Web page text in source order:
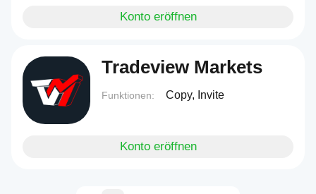
Konto eröffnen
Tradeview Markets
Funktionen: Copy, Invite
Konto eröffnen